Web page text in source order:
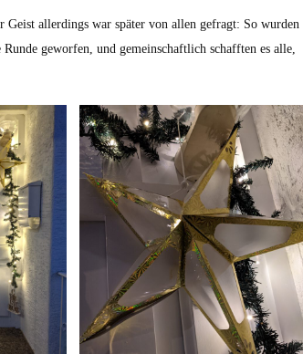
allerdings war später von allen gefragt: So wurden
geworfen, und gemeinschaftlich schafften es alle,